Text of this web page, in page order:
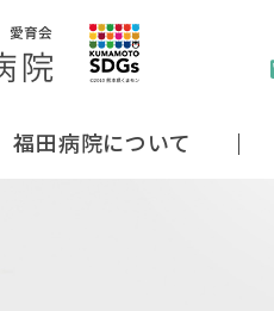
福田病院について